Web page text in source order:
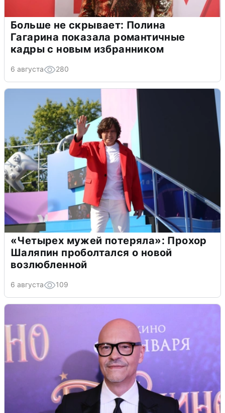
Больше не скрывает: Полина
Гагарина показала романтичные
кадры с новым избранником
6 августа 280
«Четырех мужей потеряла»: Прохор
Шаляпин проболтался о новой
возлюбленной
6 августа 109